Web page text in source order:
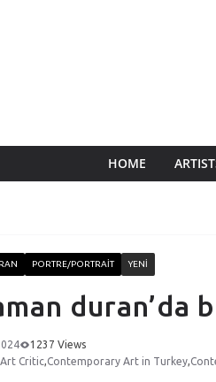
HOME
PORTRE/PORTRAIT YENI
duran’da
1237 Views
Art Critic,Contemporary Art in Turkey,